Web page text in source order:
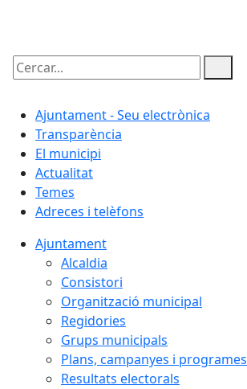
Cercar:
Ajuntament - Seu electrònica
Transparència
El municipi
Actualitat
Temes
Adreces i telèfons
Ajuntament
Alcaldia
Consistori
Organització municipal
Regidories
Grups municipals
Plans, campanyes i programes
Resultats electorals